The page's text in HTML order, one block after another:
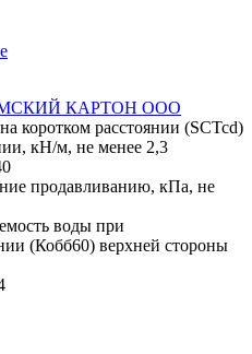
КАРТОН ООО
коротком расстоянии (SCTcd)
кН/м, не менее 2,3
продавливанию, кПа, не
воды при
(Кобб60) верхней стороны